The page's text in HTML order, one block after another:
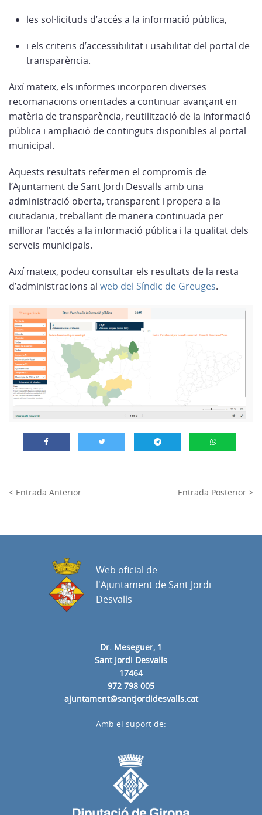
les sol·licituds d’accés a la informació pública,
i els criteris d’accessibilitat i usabilitat del portal de
transparència.
Així mateix, els informes incorporen diverses
recomanacions orientades a continuar avançant en
matèria de transparència, reutilització de la informació
pública i ampliació de continguts disponibles al portal
municipal.
Aquests resultats refermen el compromís de
l’Ajuntament de Sant Jordi Desvalls amb una
administració oberta, transparent i propera a la
ciutadania, treballant de manera continuada per
millorar l’accés a la informació pública i la qualitat dels
serveis municipals.
Així mateix, podeu consultar els resultats de la resta
d’administracions al web del Síndic de Greuges.
< Entrada Anterior Entrada Posterior >
Dr. Meseguer, 1
Sant Jordi Desvalls
17464
972 798 005
ajuntament@santjordidesvalls.cat
Web oficial de
l'Ajuntament de Sant Jordi
Desvalls
Amb el suport de: